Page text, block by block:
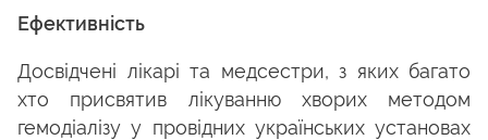
Ефективність
Досвідчені лікарі та медсестри, з яких багато
хто присвятив лікуванню хворих методом
гемодіалізу у провідних українських установах